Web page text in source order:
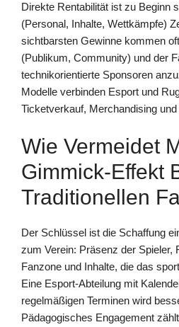
Direkte Rentabilität ist zu Beginn
(Personal, Inhalte, Wettkämpfe)
sichtbarsten Gewinne kommen
(Publikum, Community) und der
technikorientierte Sponsoren
Modelle verbinden Esport und
Ticketverkauf, Merchandising
Wie Vermeidet
Gimmick-Effekt
Traditionellen
Der Schlüssel ist die Schaffung
zum Verein: Präsenz der Spieler,
Fanzone und Inhalte, die das
Eine Esport-Abteilung mit
regelmäßigen Terminen wird
Pädagogisches Engagement